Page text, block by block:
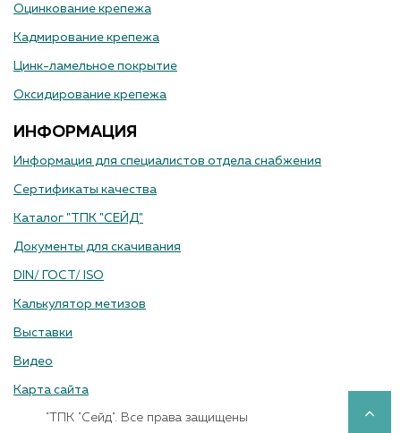
Оцинкование крепежа
Кадмирование крепежа
Цинк-ламельное покрытие
Оксидирование крепежа
ИНФОРМАЦИЯ
Информация для специалистов отдела снабжения
Сертификаты качества
Каталог "ТПК "СЕЙД"
Документы для скачивания
DIN/ ГОСТ/ ISO
Калькулятор метизов
Выставки
Видео
Карта сайта
"ТПК "Сейд". Все права защищены